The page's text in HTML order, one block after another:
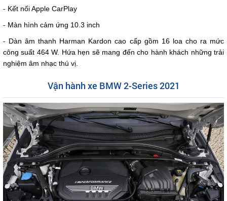
- Kết nối Apple CarPlay
- Màn hình cảm ứng 10.3 inch
- Dàn âm thanh Harman Kardon cao cấp gồm 16 loa cho ra mức
công suất 464 W. Hứa hẹn sẽ mang đến cho hành khách những trải
nghiệm âm nhạc thú vị.
Vận hành xe BMW 2-Series 2021